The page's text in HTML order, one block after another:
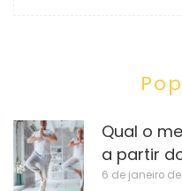
Qual o
a partir
6 de janeiro